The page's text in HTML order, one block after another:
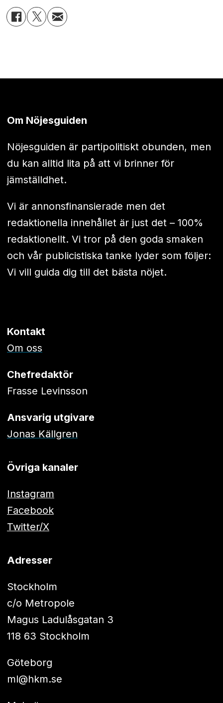
Om Nöjesguiden
Nöjesguiden är partipolitiskt obunden, men
du kan alltid lita på att vi brinner för
jämställdhet.
Vi är annonsfinansierade men det
redaktionella innehållet är just det – 100%
redaktionellt. Vi tror på den goda smaken
och vår publicistiska tanke lyder som följer:
Vi vill guida dig till det bästa nöjet.
Kontakt
Om oss
Chefredaktör
Frasse Levinsson
Ansvarig utgivare
Jonas Källgren
Övriga kanaler
Instagram
Facebook
Twitter/X
Adresser
Stockholm
c/o Metropole
Magus Ladulåsgatan 3
118 63 Stockholm
Göteborg
ml@hkm.se